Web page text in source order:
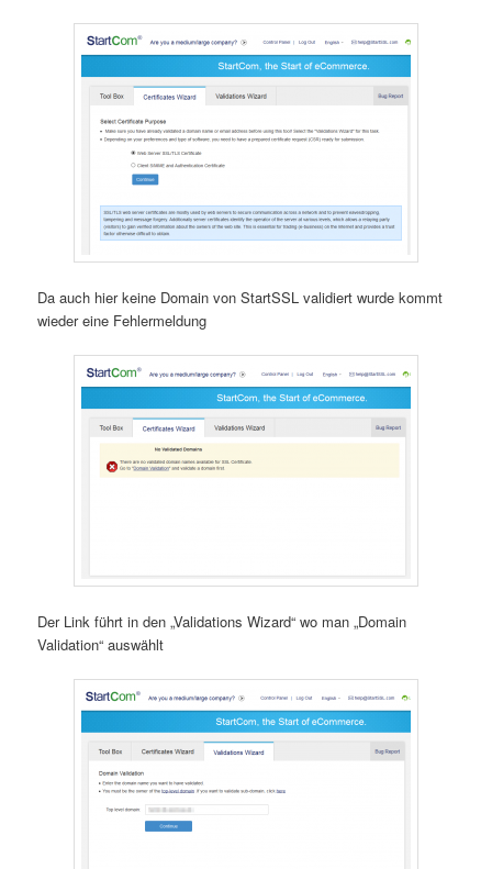
Da auch hier keine Domain von StartSSL validiert wurde kommt
wieder eine Fehlermeldung
Der Link führt in den „Validations Wizard“ wo man „Domain
Validation“ auswählt